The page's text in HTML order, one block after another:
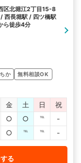
区北堀江2丁目15-8
西長堀駅 / 四ツ橋駅
ら徒歩4分
か
無料相談OK
金 土 日
祝
○ ○ ℡
-
○ ℡ ℡ -
る